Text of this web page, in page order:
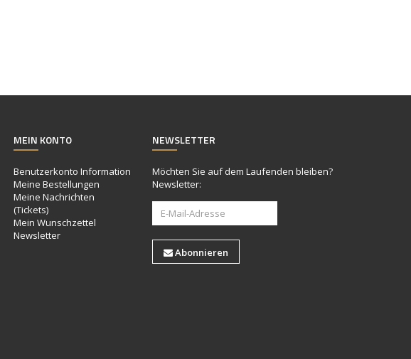
MEIN KONTO
Benutzerkonto Information
Meine Bestellungen
Meine Nachrichten
(Tickets)
Mein Wunschzettel
Newsletter
NEWSLETTER
Möchten Sie auf dem Laufenden bleiben?
Newsletter:
Abonnieren